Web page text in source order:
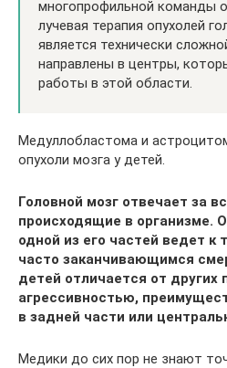
многопрофильной команды
лучевая терапия опухолей
является технически
направлены в центры,
работы в этой области.
Медуллобластома и
опухоли мозга у детей.
Головной мозг отвечает за
происходящие в организме.
одной из его частей ведет
часто заканчивающимся
детей отличается от других
агрессивностью,
в задней части или
Медики до сих пор не знают